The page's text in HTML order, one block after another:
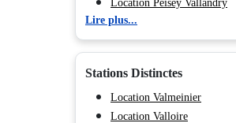
Location Peisey Vallandry
Location La Plagne
Location Les Arcs
Location Morillon
Location Flaine
Location Méribel
Lire plus...
Stations Distinctes
Location Valmeinier
Location Valloire